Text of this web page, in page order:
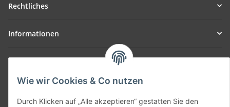
Wie wir Cookies & Co nutzen
Durch Klicken auf „Alle akzeptieren“ gestatten Sie den
Rechtliches
Informationen
Allgemein
SmoliTec - Safety. Simplified. Worldwide. ( B2B Shop )